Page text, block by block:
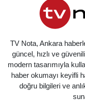
TV Nota, Ankara
güncel, hızlı ve
modern tasarımıyla
haber okumayı keyifli
doğru bilgileri ve